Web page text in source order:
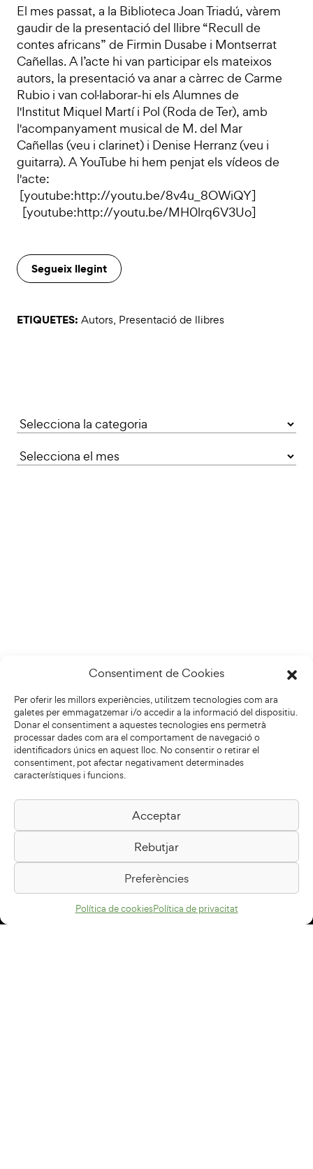
Consentiment de Cookies
Per oferir les millors experiències, utilitzem tecnologies com ara
galetes per emmagatzemar i/o accedir a la informació del dispositiu.
Donar el consentiment a aquestes tecnologies ens permetrà
processar dades com ara el comportament de navegació o
identificadors únics en aquest lloc. No consentir o retirar el
consentiment, pot afectar negativament determinades
característiques i funcions.
Acceptar
Rebutjar
Preferències
Política de cookiesPolítica de privacitat
El mes passat, a la Biblioteca Joan Triadú, vàrem
gaudir de la presentació del llibre “Recull de
contes africans” de Firmin Dusabe i Montserrat
Cañellas. A l’acte hi van participar els mateixos
autors, la presentació va anar a càrrec de Carme
Rubio i van col·laborar-hi els Alumnes de
l'Institut Miquel Martí i Pol (Roda de Ter), amb
l'acompanyament musical de M. del Mar
Cañellas (veu i clarinet) i Denise Herranz (veu i
guitarra). A YouTube hi hem penjat els vídeos de
l'acte:
[youtube:http://youtu.be/8v4u_8OWiQY]
[youtube:http://youtu.be/MH0lrq6V3Uo]
Segueix llegint
ETIQUETES: Autors, Presentació de llibres
Categories
Biblioteca Pilarin Bayés
Passeig de la Generalitat, 1
08500 Vic